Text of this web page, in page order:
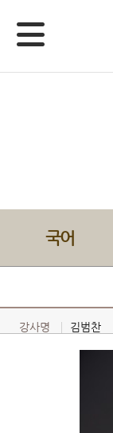
국어
강사명 김범찬